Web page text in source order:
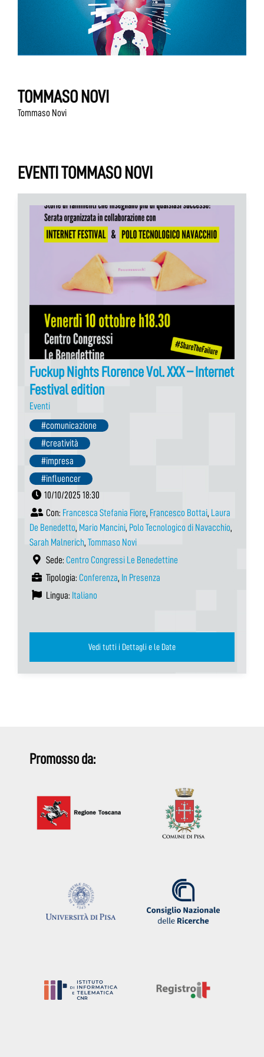
TOMMASO NOVI
Tommaso Novi
EVENTI TOMMASO NOVI
Fuckup Nights Florence Vol. XXX – Internet
Festival edition
Eventi
#comunicazione
#creatività
#impresa
#influencer
10/10/2025 18:30
Con: Francesca Stefania Fiore, Francesco Bottai, Laura
De Benedetto, Mario Mancini, Polo Tecnologico di Navacchio,
Sarah Malnerich, Tommaso Novi
Sede: Centro Congressi Le Benedettine
Tipologia: Conferenza, In Presenza
Lingua: Italiano
Vedi tutti i Dettagli e le Date
Promosso da: